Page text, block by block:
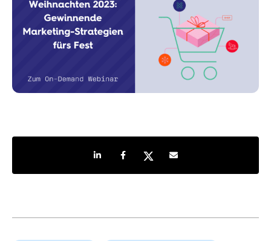
Share on LinkedIn
Share on Facebook
Share on TwitterShare by e-mail